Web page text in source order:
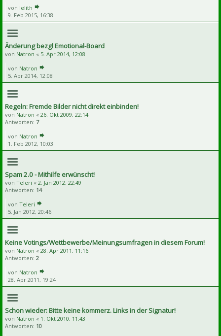
von lelith
9. Feb 2015, 16:38
Änderung bezgl Emotional-Board
von Natron « 5. Apr 2014, 12:08
von Natron
5. Apr 2014, 12:08
Regeln: Fremde Bilder nicht direkt einbinden!
von Natron « 26. Okt 2009, 22:14
Antworten: 7
von Natron
1. Feb 2012, 10:03
Spam 2.0 - Mithilfe erwünscht!
von Teleri « 2. Jan 2012, 22:49
Antworten: 14
von Teleri
5. Jan 2012, 20:46
Keine Votings/Wettbewerbe/Meinungsumfragen in diesem Forum!
von Natron « 28. Apr 2011, 11:16
Antworten: 2
von Natron
28. Apr 2011, 19:24
Schon wieder: Bitte keine kommerz. Links in der Signatur!
von Natron « 1. Okt 2010, 11:43
Antworten: 10